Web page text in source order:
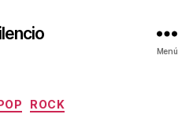
Menú
Categorías
ROCK